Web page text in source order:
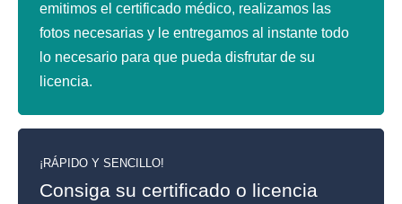
emitimos el certificado médico, realizamos las
fotos necesarias y le entregamos al instante todo
lo necesario para que pueda disfrutar de su
licencia.
¡RÁPIDO Y SENCILLO!
Consiga su certificado o licencia